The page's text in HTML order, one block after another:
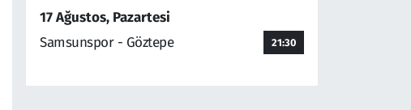
17 Ağustos, Pazartesi
Samsunspor - Göztepe
21:30